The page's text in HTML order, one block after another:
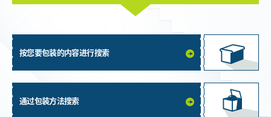
按您要包装的内容进行搜索
通过包装方法搜索